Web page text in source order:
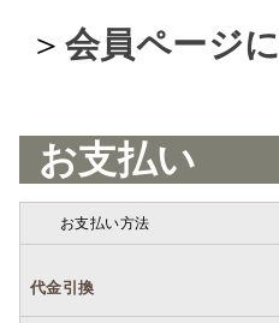
＞ 会員ページ
お支払い
お支払い方法
代金引換